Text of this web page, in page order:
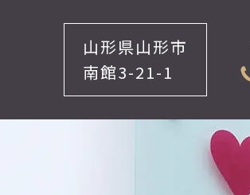
山形県山形市
南館3-21-1